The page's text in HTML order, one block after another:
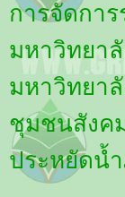
การจัดกา
มหาวิทย
มหาวิทยา
ชุมชนสังค
ประหยัดน้